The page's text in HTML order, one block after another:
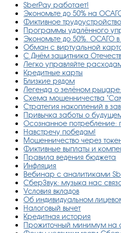
SberPay работает!
Экономьте до 50% на
Фиктивное трудоустройство
Программы удалённого
Экономьте до 50%. ОСАГО
Обман с виртуальной
С Днём защитника
Легко управляйте
Кредитные карты
Близкие рядом
Легенда о зелёном
Схема мошенничества
Стратегия накоплений в
Привычка заботы о
Осознанное потребление:
Навстречу победам!
Мошенничество через
Фиктивные выплаты и
Правила ведения бюджета
Инфляция
Вебинар с аналитиками
СберЗвук: музыка нас
Условия вкладов
Об индивидуальном
Налоговый вычет
Кредитная история
Прожиточный минимум на